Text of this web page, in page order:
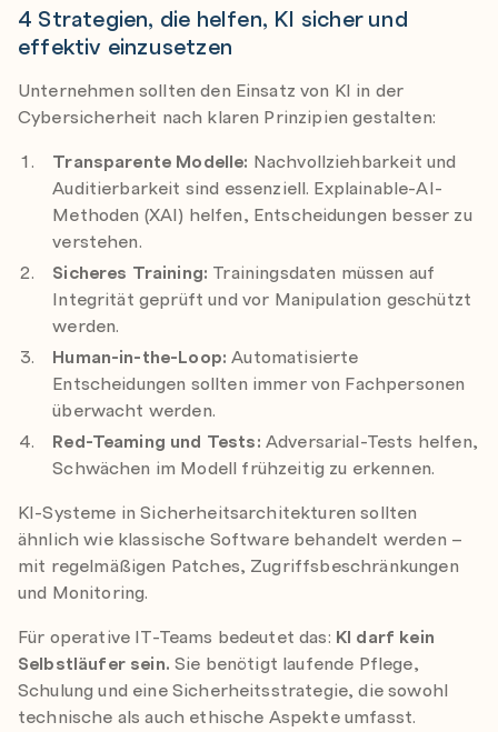
4 Strategien, die helfen, KI sicher und
effektiv einzusetzen
Unternehmen sollten den Einsatz von KI in der
Cybersicherheit nach klaren Prinzipien gestalten:
Transparente Modelle: Nachvollziehbarkeit und
Auditierbarkeit sind essenziell. Explainable-AI-
Methoden (XAI) helfen, Entscheidungen besser zu
verstehen.
Sicheres Training: Trainingsdaten müssen auf
Integrität geprüft und vor Manipulation geschützt
werden.
Human-in-the-Loop: Automatisierte
Entscheidungen sollten immer von Fachpersonen
überwacht werden.
Red-Teaming und Tests: Adversarial-Tests helfen,
Schwächen im Modell frühzeitig zu erkennen.
KI-Systeme in Sicherheitsarchitekturen sollten
ähnlich wie klassische Software behandelt werden –
mit regelmäßigen Patches, Zugriffsbeschränkungen
und Monitoring.
Für operative IT-Teams bedeutet das: KI darf kein
Selbstläufer sein. Sie benötigt laufende Pflege,
Schulung und eine Sicherheitsstrategie, die sowohl
technische als auch ethische Aspekte umfasst.